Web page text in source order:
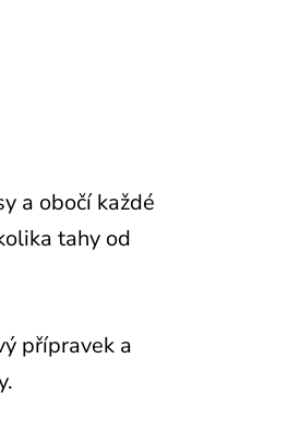
a obočí každé
tahy od
přípravek a